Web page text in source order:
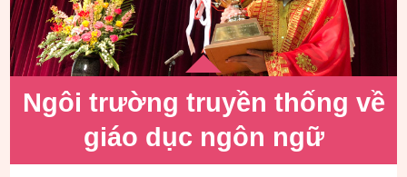
Ngôi trường truyền thống về
giáo dục ngôn ngữ